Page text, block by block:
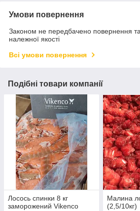
Умови повернення
Законом не передбачено повернення
належної якості
Всі умови повернення
Подібні товари компанії
Лосось спинки 8 кг
заморожений Vikenco
Малина
(2,5/10кг)